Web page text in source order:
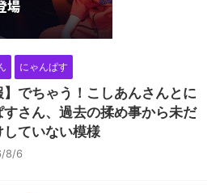
にゃんぱす
】でちゃう！こしあんさんとに
すさん、過去の揉め事から未だ
していない模様
8/6